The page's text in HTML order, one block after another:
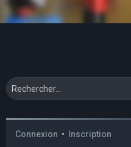
Connexion • Inscription